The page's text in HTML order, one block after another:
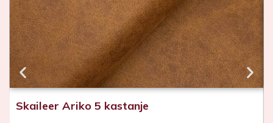
Skaileer Ariko 5 kastanje